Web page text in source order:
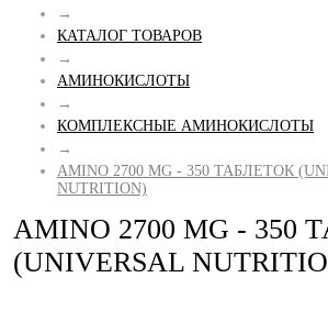
→
КАТАЛОГ ТОВАРОВ
→
АМИНОКИСЛОТЫ
→
КОМПЛЕКСНЫЕ АМИНОКИСЛОТЫ
→
AMINO 2700 MG - 350 ТАБЛЕТОК
NUTRITION)
AMINO 2700 MG - 350
(UNIVERSAL